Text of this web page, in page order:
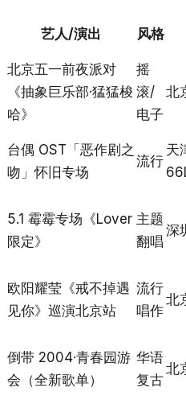
艺人/演出 风格
北京五一前夜派对
《抽象巨乐部·猛猛梭
哈》
摇
滚/
电子
北
台偶 OST「恶作剧之
吻」怀旧专场
流行
天
5.1 霉霉专场《Lover
限定》
主题
翻唱
深
欧阳耀莹《戒不掉遇
见你》巡演北京站
流行
唱作
北
倒带 2004·青春园游
会（全新歌单）
华语
复古
北